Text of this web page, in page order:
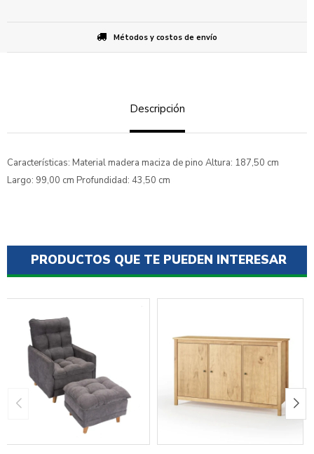
Métodos y costos de envío
Descripción
Características: Material madera maciza de pino Altura: 187,50 cm
Largo: 99,00 cm Profundidad: 43,50 cm
PRODUCTOS QUE TE PUEDEN INTERESAR